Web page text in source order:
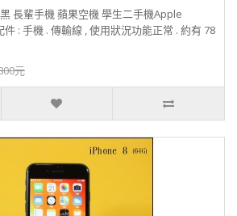
長輩手機 蘋果空機 學生二手機Apple
: 手機 . 傳輸線 , 使用狀況功能正常 . 約有 78
元